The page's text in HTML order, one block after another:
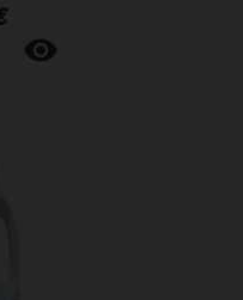
